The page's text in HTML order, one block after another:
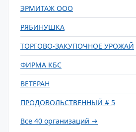
ЭРМИТАЖ ООО
РЯБИНУШКА
ТОРГОВО-ЗАКУПОЧНОЕ УРОЖАЙ
ФИРМА КБС
ВЕТЕРАН
ПРОДОВОЛЬСТВЕННЫЙ # 5
Все 40 организаций →